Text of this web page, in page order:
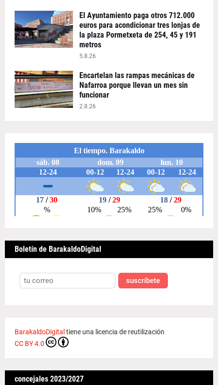
El Ayuntamiento paga otros 712.000
euros para acondicionar tres lonjas de
la plaza Pormetxeta de 254, 45 y 191
metros
5.8.26
Encartelan las rampas mecánicas de
Nafarroa porque llevan un mes sin
funcionar
2.8.26
Boletín de BarakaldoDigital
suscríbete
BarakaldoDigital tiene una licencia de reutilización
CC BY 4.0
concejales 2023/2027